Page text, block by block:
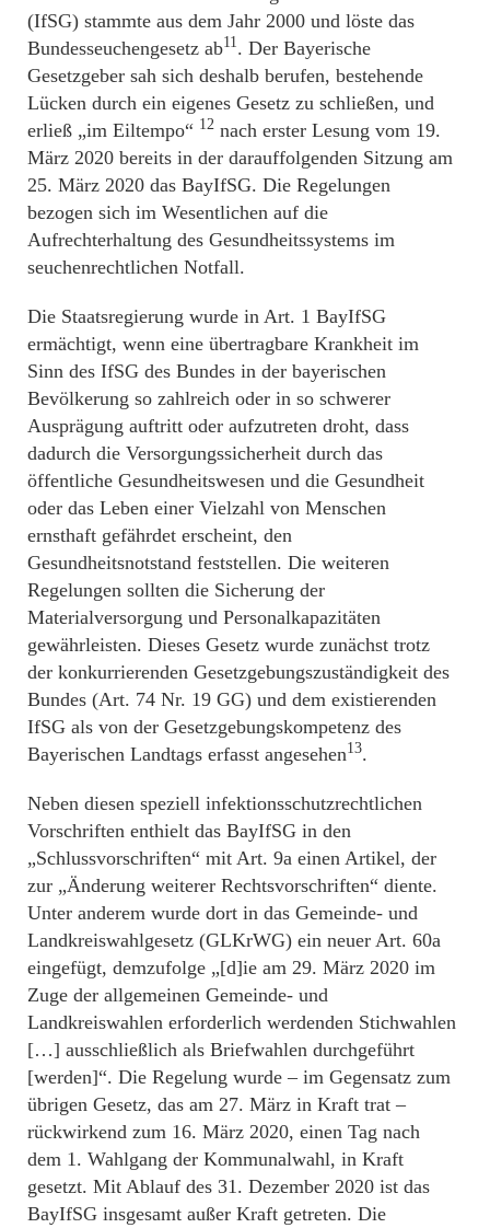
(IfSG) stammte aus dem Jahr 2000 und löste das
Bundesseuchengesetz ab11. Der Bayerische
Gesetzgeber sah sich deshalb berufen, bestehende
Lücken durch ein eigenes Gesetz zu schließen, und
erließ „im Eiltempo“ 12 nach erster Lesung vom 19.
März 2020 bereits in der darauffolgenden Sitzung am
25. März 2020 das BayIfSG. Die Regelungen
bezogen sich im Wesentlichen auf die
Aufrechterhaltung des Gesundheitssystems im
seuchenrechtlichen Notfall.
Die Staatsregierung wurde in Art. 1 BayIfSG
ermächtigt, wenn eine übertragbare Krankheit im
Sinn des IfSG des Bundes in der bayerischen
Bevölkerung so zahlreich oder in so schwerer
Ausprägung auftritt oder aufzutreten droht, dass
dadurch die Versorgungssicherheit durch das
öffentliche Gesundheitswesen und die Gesundheit
oder das Leben einer Vielzahl von Menschen
ernsthaft gefährdet erscheint, den
Gesundheitsnotstand feststellen. Die weiteren
Regelungen sollten die Sicherung der
Materialversorgung und Personalkapazitäten
gewährleisten. Dieses Gesetz wurde zunächst trotz
der konkurrierenden Gesetzgebungszuständigkeit des
Bundes (Art. 74 Nr. 19 GG) und dem existierenden
IfSG als von der Gesetzgebungskompetenz des
Bayerischen Landtags erfasst angesehen13.
Neben diesen speziell infektionsschutzrechtlichen
Vorschriften enthielt das BayIfSG in den
„Schlussvorschriften“ mit Art. 9a einen Artikel, der
zur „Änderung weiterer Rechtsvorschriften“ diente.
Unter anderem wurde dort in das Gemeinde- und
Landkreiswahlgesetz (GLKrWG) ein neuer Art. 60a
eingefügt, demzufolge „[d]ie am 29. März 2020 im
Zuge der allgemeinen Gemeinde- und
Landkreiswahlen erforderlich werdenden Stichwahlen
[…] ausschließlich als Briefwahlen durchgeführt
[werden]“. Die Regelung wurde – im Gegensatz zum
übrigen Gesetz, das am 27. März in Kraft trat –
rückwirkend zum 16. März 2020, einen Tag nach
dem 1. Wahlgang der Kommunalwahl, in Kraft
gesetzt. Mit Ablauf des 31. Dezember 2020 ist das
BayIfSG insgesamt außer Kraft getreten. Die